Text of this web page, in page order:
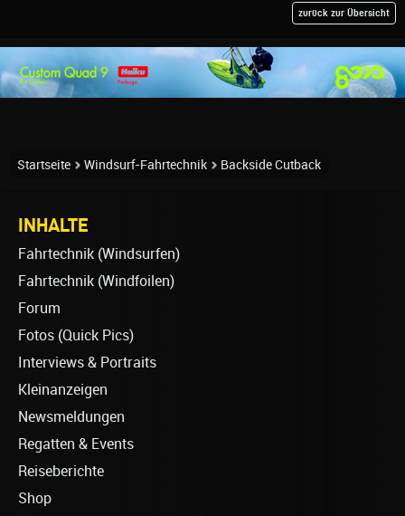
zurück zur Übersicht
Startseite Windsurf-Fahrtechnik Backside Cutback
INHALTE
Fahrtechnik (Windsurfen)
Fahrtechnik (Windfoilen)
Forum
Fotos (Quick Pics)
Interviews & Portraits
Kleinanzeigen
Newsmeldungen
Regatten & Events
Reiseberichte
Shop